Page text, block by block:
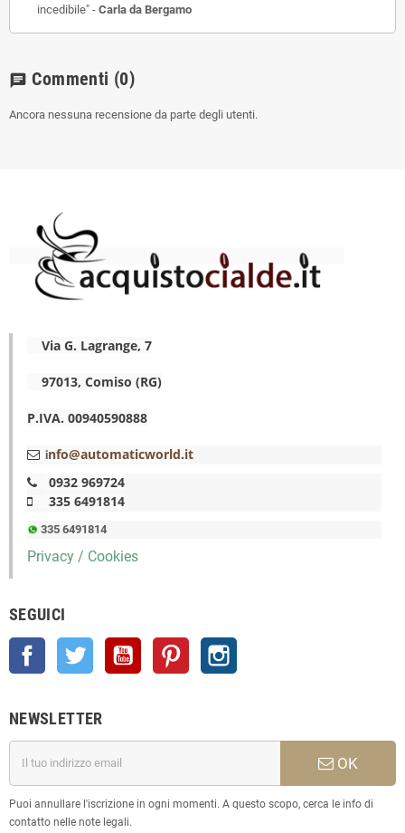
incedibile" - Carla da Bergamo
chat Commenti (0)
Ancora nessuna recensione da parte degli utenti.
Via G. Lagrange, 7
97013, Comiso (RG)
P.IVA. 00940590888
info@automaticworld.it
0932 969724
335 6491814
335 6491814
Privacy / Cookies
SEGUICI
Facebook Twitter YouTube Pinterest
NEWSLETTER
OK
Puoi annullare l'iscrizione in ogni momenti. A questo scopo, cerca le info di
contatto nelle note legali.